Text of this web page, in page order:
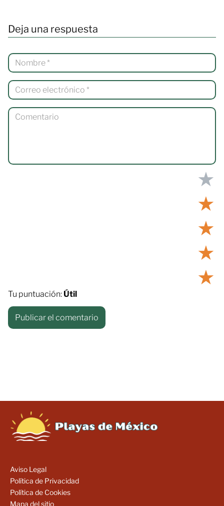
Deja una respuesta
★
★
★
★
★
Tu puntuación: Útil
Aviso Legal
Política de Privacidad
Política de Cookies
Mapa del sitio